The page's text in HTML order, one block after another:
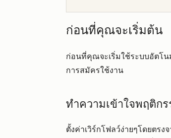
ก่อนที่คุณจะเริ่มต้น
ก่อนที่คุณจะเริ่มใช้ระบบอัตโน
การสมัครใช้งาน
ทำความเข้าใจพฤติก
ตั้งค่าเวิร์กโฟลว์ง่ายๆโดยตร